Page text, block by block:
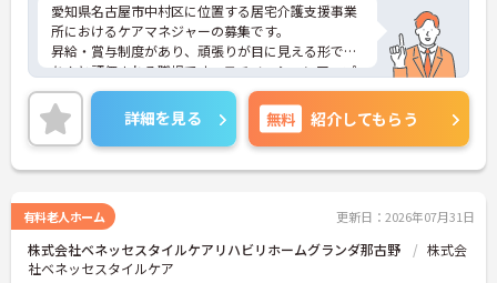
愛知県名古屋市中村区に位置する居宅介護支援事業
所におけるケアマネジャーの募集です。
昇給・賞与制度があり、頑張りが目に見える形でき
ちんと評価される職場です。モチベーションアップ
につながります。
ご興味のある方には、面接対策ポイントなど、さら
に詳細をご案内しますのでお気軽にご相談くださ
い！
詳細を見る 無料 紹介してもらう
有料老人ホーム 更新日：2026年07月31日
株式会社ベネッセスタイルケアリハビリホームグランダ那古野
株式会
社ベネッセスタイルケア